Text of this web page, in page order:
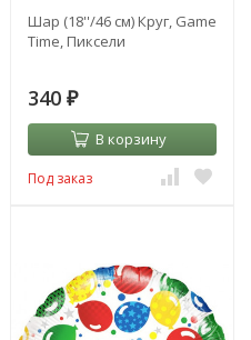
Шар (18''/46 см) Круг, Game
Time, Пиксели
340 ₽
В корзину
Под заказ